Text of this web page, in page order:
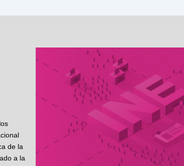
de la
a la